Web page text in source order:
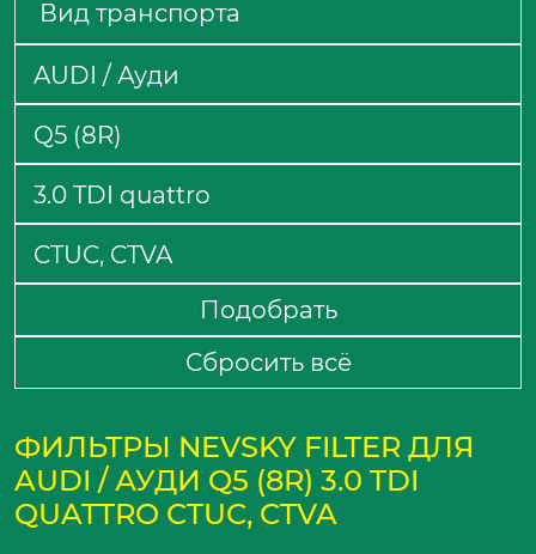
Подобрать
Сбросить всё
ФИЛЬТРЫ NEVSKY FILTER ДЛЯ
AUDI / АУДИ Q5 (8R) 3.0 TDI
QUATTRO CTUC, CTVA